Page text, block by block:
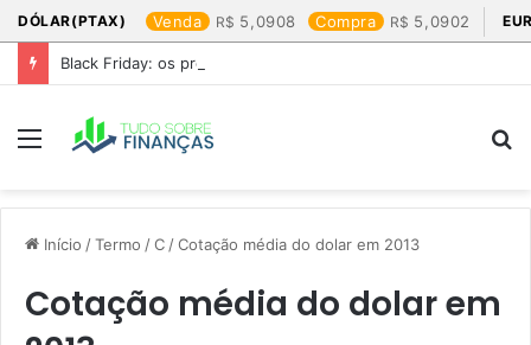
DÓLAR(PTAX) Venda 5,0908 Compra 5,0902
Black Friday: os produtos que mais valem a pena
Menu
Início /Termo /C /Cotação média do dolar em 2013​
Cotação média do dolar em